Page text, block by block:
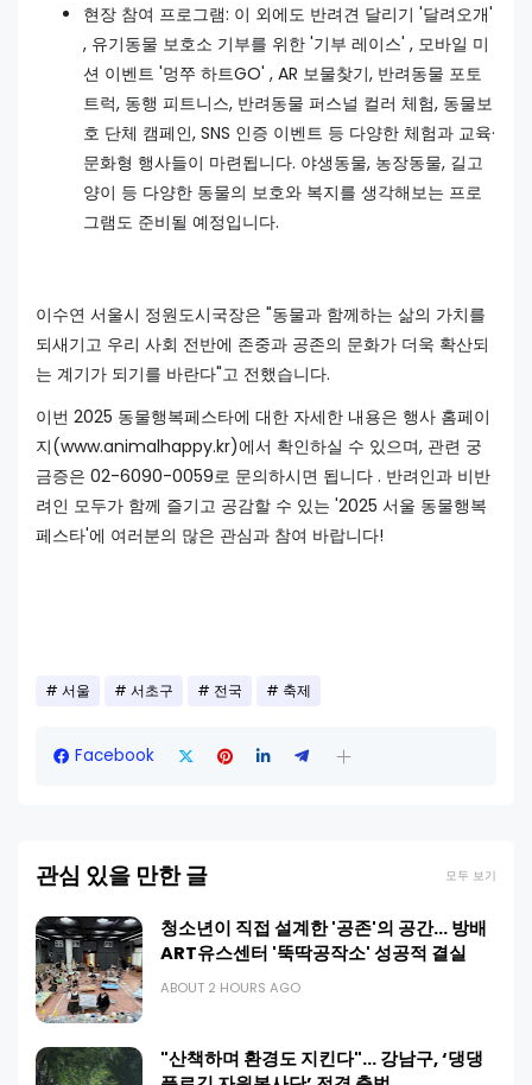
현장 참여 프로그램: 이 외에도 반려견 달리기 '달려오개'
, 유기동물 보호소 기부를 위한 '기부 레이스' , 모바일 미
션 이벤트 '멍쭈 하트GO' , AR 보물찾기, 반려동물 포토
트럭, 동행 피트니스, 반려동물 퍼스널 컬러 체험, 동물보
호 단체 캠페인, SNS 인증 이벤트 등 다양한 체험과 교육·
문화형 행사들이 마련됩니다. 야생동물, 농장동물, 길고
양이 등 다양한 동물의 보호와 복지를 생각해보는 프로
그램도 준비될 예정입니다.
이수연 서울시 정원도시국장은 "동물과 함께하는 삶의 가치를
되새기고 우리 사회 전반에 존중과 공존의 문화가 더욱 확산되
는 계기가 되기를 바란다"고 전했습니다.
이번 2025 동물행복페스타에 대한 자세한 내용은 행사 홈페이
지(www.animalhappy.kr)에서 확인하실 수 있으며, 관련 궁
금증은 02-6090-0059로 문의하시면 됩니다 . 반려인과 비반
려인 모두가 함께 즐기고 공감할 수 있는 '2025 서울 동물행복
페스타'에 여러분의 많은 관심과 참여 바랍니다!
서울 서초구 전국 축제
Facebook
관심 있을 만한 글 모두 보기
청소년이 직접 설계한 '공존'의 공간… 방배
ART유스센터 '뚝딱공작소' 성공적 결실
ABOUT 2 HOURS AGO
"산책하며 환경도 지킨다"… 강남구, ‘댕댕